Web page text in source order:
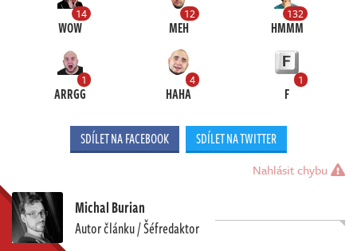
14
WOW
12
MEH
132
HMMM
1
ARRGG
4
HAHA
1
F
SDÍLET NA FACEBOOK SDÍLET NA TWITTER
Nahlásit chybu
Michal Burian
Autor článku / Šéfredaktor